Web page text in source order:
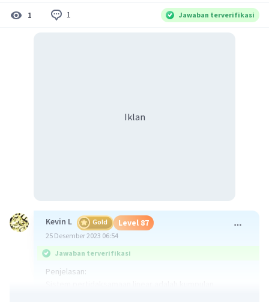
1 1 Jawaban terverifikasi
Iklan
Kevin L Gold Level 87
25 Desember 2023 06:54
Jawaban terverifikasi
Penjelasan: